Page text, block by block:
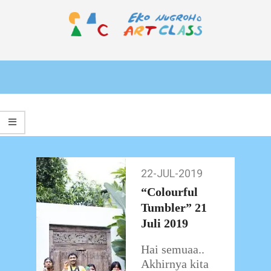
ART
CLASS
Primary
Menu
22-
Jul-
2019
22-JUL-2019
“Colourful
Tumbler” 21
Juli 2019
Hai semuaa..
Akhirnya kita